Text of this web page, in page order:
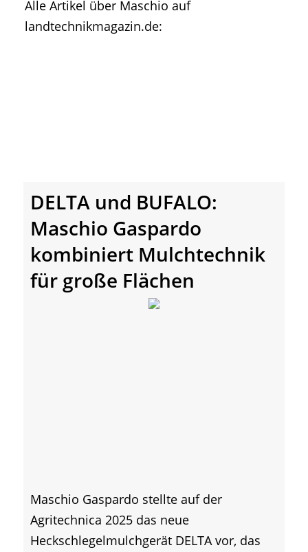
• Geschichte und Geschichten
• Messen und Veranstaltungen
Alle Artikel über Maschio auf
landtechnikmagazin.de:
DELTA und BUFALO:
Maschio Gaspardo
kombiniert Mulchtechnik
für große Flächen
Maschio Gaspardo stellte auf der
Agritechnica 2025 das neue
Heckschlegelmulchgerät DELTA vor, das